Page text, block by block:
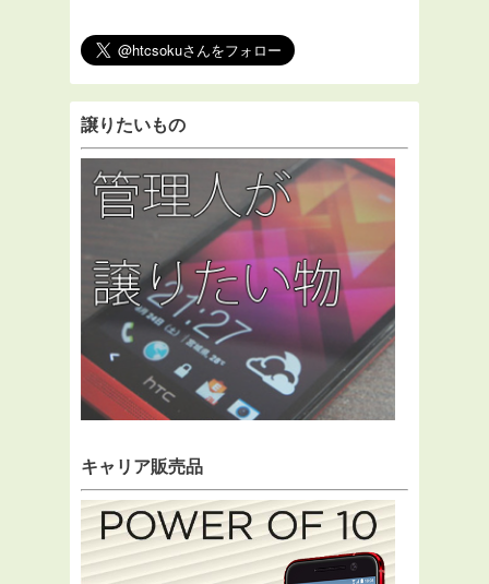
譲りたいもの
キャリア販売品